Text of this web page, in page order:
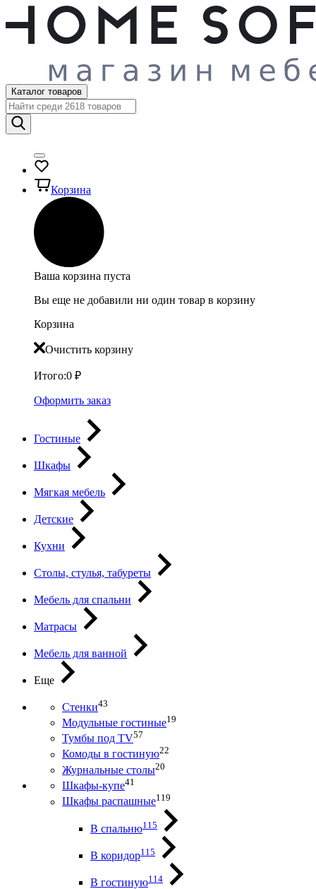
Каталог товаров
Корзина
Ваша корзина пуста
Вы еще не добавили ни один товар в корзину
Корзина
Очистить корзину
Итого:0 ₽
Оформить заказ
Гостиные
Шкафы
Мягкая мебель
Детские
Кухни
Столы, стулья, табуреты
Мебель для спальни
Матрасы
Мебель для ванной
Еще
Стенки43
Модульные гостиные19
Тумбы под ТV57
Комоды в гостиную22
Журнальные столы20
Шкафы-купе41
Шкафы распашные119
В спальню115
В коридор115
В гостиную114